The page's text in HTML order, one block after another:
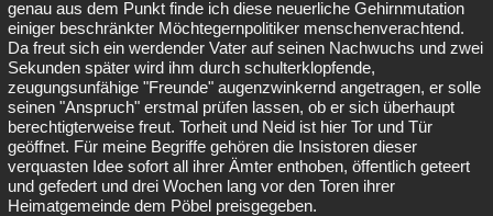
genau aus dem Punkt finde ich diese neuerliche Gehirnmutation
einiger beschränkter Möchtegernpolitiker menschenverachtend.
Da freut sich ein werdender Vater auf seinen Nachwuchs und zwei
Sekunden später wird ihm durch schulterklopfende,
zeugungsunfähige "Freunde" augenzwinkernd angetragen, er solle
seinen "Anspruch" erstmal prüfen lassen, ob er sich überhaupt
berechtigterweise freut. Torheit und Neid ist hier Tor und Tür
geöffnet. Für meine Begriffe gehören die Insistoren dieser
verquasten Idee sofort all ihrer Ämter enthoben, öffentlich geteert
und gefedert und drei Wochen lang vor den Toren ihrer
Heimatgemeinde dem Pöbel preisgegeben.